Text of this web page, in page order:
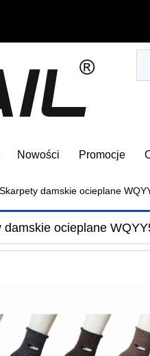
Nowości Promocje
Skarpety damskie ocieplane
damskie ocieplane